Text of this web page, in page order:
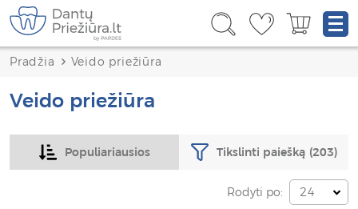
Pradžia Veido priežiūra
Veido priežiūra
Populiariausios Tikslinti paiešką (203)
Rodyti po: 24